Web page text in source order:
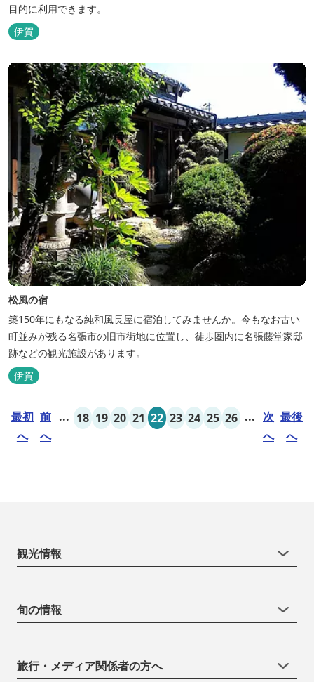
目的に利用できます。
伊賀
松風の宿
築150年にもなる純和風長屋に宿泊してみませんか。今もなお古い
町並みが残る名張市の旧市街地に位置し、徒歩圏内に名張藤堂家邸
跡などの観光施設があります。
伊賀
最初
へ
前
へ
... 18 19 20 21 22 23 24 25 26 ... 次
へ
最後
へ
観光情報
旬の情報
旅行・メディア関係者の方へ